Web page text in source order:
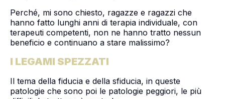
Perché, mi sono chiesto, ragazze e ragazzi che
hanno fatto lunghi anni di terapia individuale, con
terapeuti competenti, non ne hanno tratto nessun
beneficio e continuano a stare malissimo?
I LEGAMI SPEZZATI
Il tema della fiducia e della sfiducia, in queste
patologie che sono poi le patologie peggiori, le più